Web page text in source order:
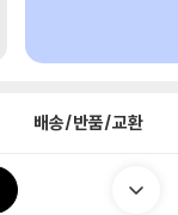
배송/반품/교환